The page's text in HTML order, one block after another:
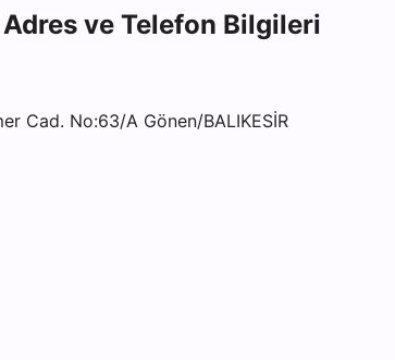
Adres ve Telefon Bilgileri
Cad. No:63/A Gönen/BALIKESİR